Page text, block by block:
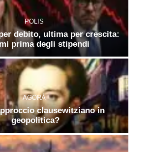
POLIS
debito, ultima per crescita:
prima degli stipendi
AGORÀ
clausewitziano in
geopolitica?